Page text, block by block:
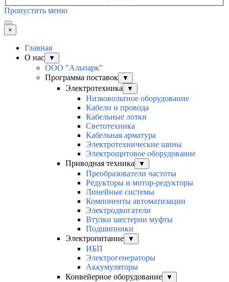
Пропустить меню
×
Главная
О нас
▼
ООО "Альпарк"
Программа поставок
▼
Электротехника ▼
Низковольтное оборудование
Кабели и провода
Кабельные лотки
Светотехника
Кабельная арматура
Электротехнические шины
Электрощитовое оборудование
Приводная техника
▼
Преобразователи частоты
Редукторы и мотор-редукторы
Линейные системы
Компоненты автоматизации
Электродвигатели
Втулки шестерни муфты
Подшипники
Электропитание
▼
ИБП
Электрогенераторы
Аккумуляторы
Конвейерное оборудование
▼